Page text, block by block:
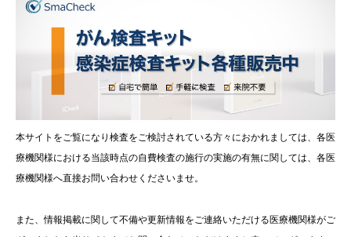
本サイトをご覧になり検査をご検討されている方々におかれましては、各医
療機関様における当該時点の自費検査の施行の実施の有無に関しては、各医
療機関様へ直接お問い合わせくださいませ。
また、情報掲載に関して不備や更新情報をご連絡いただける医療機関様がご